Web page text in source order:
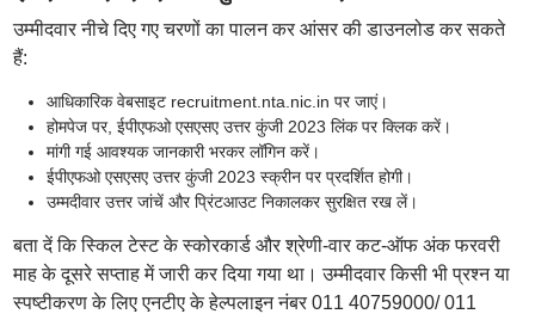
उम्मीदवार नीचे दिए गए चरणों का पालन कर आंसर की डाउनलोड कर सकते
हैं:
आधिकारिक वेबसाइट recruitment.nta.nic.in पर जाएं।
होमपेज पर, ईपीएफओ एसएसए उत्तर कुंजी 2023 लिंक पर क्लिक करें।
मांगी गई आवश्यक जानकारी भरकर लॉगिन करें।
ईपीएफओ एसएसए उत्तर कुंजी 2023 स्क्रीन पर प्रदर्शित होगी।
उम्मदीवार उत्तर जांचें और प्रिंटआउट निकालकर सुरक्षित रख लें।
बता दें कि स्किल टेस्ट के स्कोरकार्ड और श्रेणी-वार कट-ऑफ अंक फरवरी
माह के दूसरे सप्ताह में जारी कर दिया गया था। उम्मीदवार किसी भी प्रश्न या
स्पष्टीकरण के लिए एनटीए के हेल्पलाइन नंबर 011 40759000/ 011